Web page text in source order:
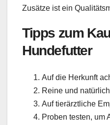
Zusätze ist ein
Tipps zum
Hundefutter
Auf die Herkunft
Reine und
Auf tierärztliche
Proben testen, um